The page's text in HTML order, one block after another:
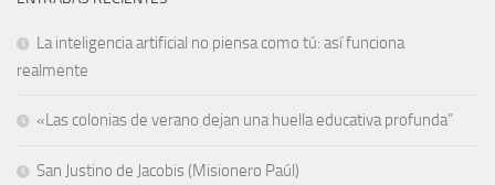
La inteligencia artificial no piensa como tú: así funciona
realmente
«Las colonias de verano dejan una huella educativa profunda”
San Justino de Jacobis (Misionero Paúl)